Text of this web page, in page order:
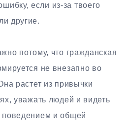
если из-за твоего
другие.
потому, что гражданская
не внезапно во
растет из привычки
уважать людей и видеть
и общей